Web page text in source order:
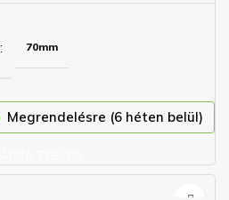
70mm
Megrendelésre (6 héten belül)